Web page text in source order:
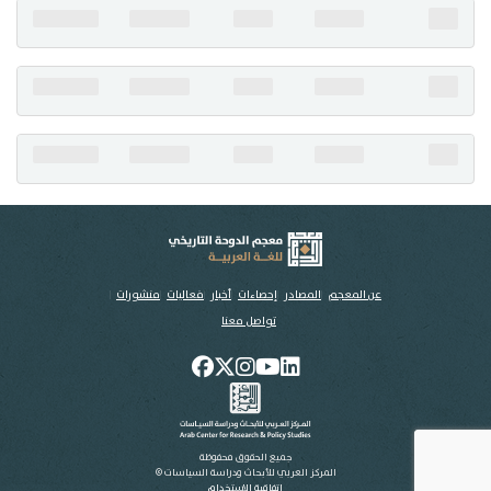
عن المعجم المصادر إحصاءات أخبار فعاليات منشورات
تواصل معنا
جميع الحقوق محفوظة
المركز العربي للأبحاث ودراسة السياسات ©